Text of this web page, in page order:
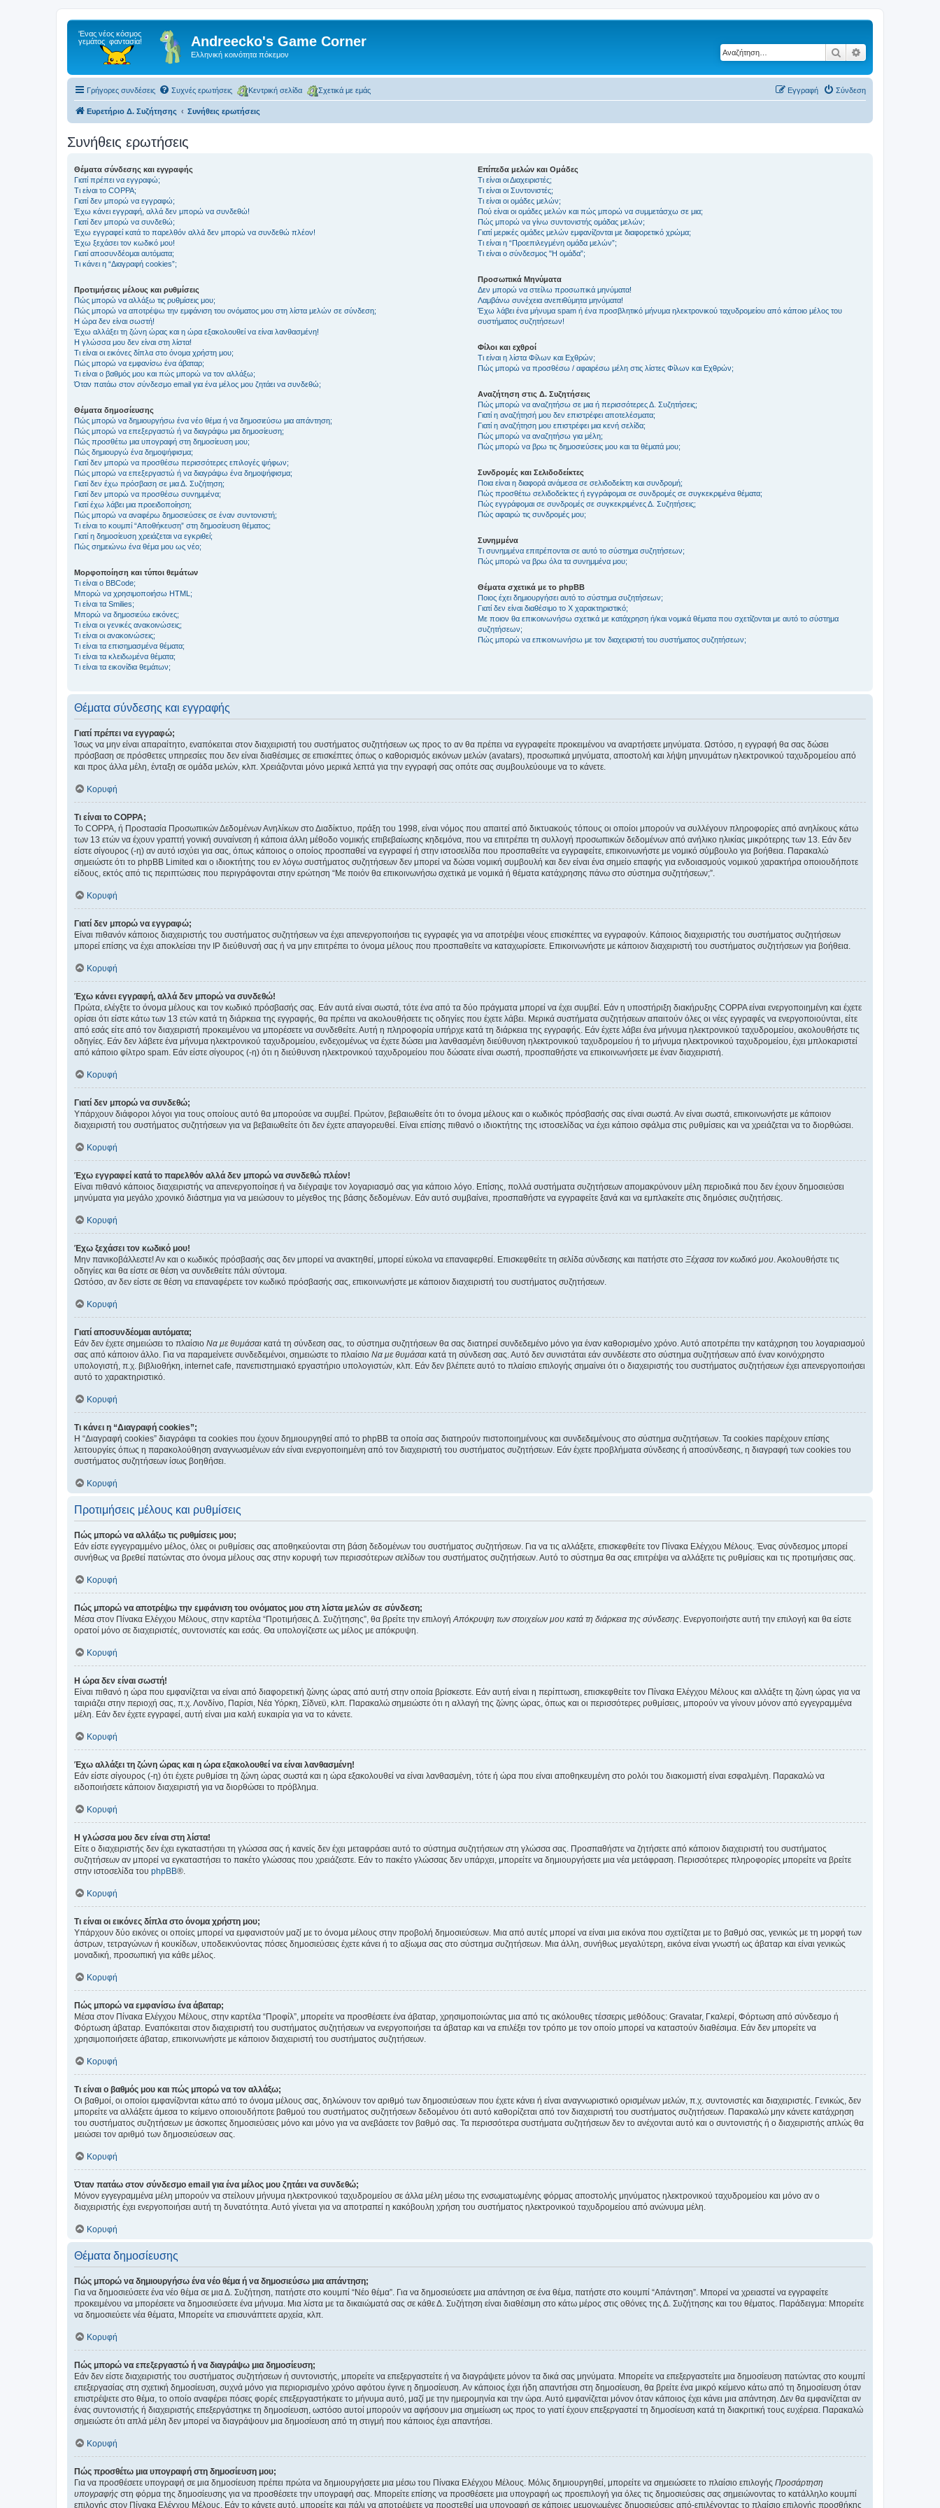
Andreecko's Game Corner
Ελληνική κοινότητα πόκεμον Αναζήτηση
Γρήγορες συνδέσεις Συχνές ερωτήσεις Κεντρική σελίδα Σχετικά με εμάς Σύνδεση
Εγγραφή
Ευρετήριο Δ. Συζήτησης Συνήθεις ερωτήσεις
Συνήθεις ερωτήσεις
Θέματα σύνδεσης και εγγραφής
Γιατί πρέπει να εγγραφώ;
Τι είναι το COPPA;
Γιατί δεν μπορώ να εγγραφώ;
Έχω κάνει εγγραφή, αλλά δεν μπορώ να συνδεθώ!
Γιατί δεν μπορώ να συνδεθώ;
Έχω εγγραφεί κατά το παρελθόν αλλά δεν μπορώ να συνδεθώ πλέον!
Έχω ξεχάσει τον κωδικό μου!
Γιατί αποσυνδέομαι αυτόματα;
Τι κάνει η “Διαγραφή cookies”;
Προτιμήσεις μέλους και ρυθμίσεις
Πώς μπορώ να αλλάξω τις ρυθμίσεις μου;
Πώς μπορώ να αποτρέψω την εμφάνιση του ονόματος μου στη λίστα μελών σε σύνδεση;
Η ώρα δεν είναι σωστή!
Έχω αλλάξει τη ζώνη ώρας και η ώρα εξακολουθεί να είναι λανθασμένη!
Η γλώσσα μου δεν είναι στη λίστα!
Τι είναι οι εικόνες δίπλα στο όνομα χρήστη μου;
Πώς μπορώ να εμφανίσω ένα άβαταρ;
Τι είναι ο βαθμός μου και πώς μπορώ να τον αλλάξω;
Όταν πατάω στον σύνδεσμο email για ένα μέλος μου ζητάει να συνδεθώ;
Θέματα δημοσίευσης
Πώς μπορώ να δημιουργήσω ένα νέο θέμα ή να δημοσιεύσω μια απάντηση;
Πώς μπορώ να επεξεργαστώ ή να διαγράψω μια δημοσίευση;
Πώς προσθέτω μια υπογραφή στη δημοσίευση μου;
Πώς δημιουργώ ένα δημοψήφισμα;
Γιατί δεν μπορώ να προσθέσω περισσότερες επιλογές ψήφων;
Πώς μπορώ να επεξεργαστώ ή να διαγράψω ένα δημοψήφισμα;
Γιατί δεν έχω πρόσβαση σε μια Δ. Συζήτηση;
Γιατί δεν μπορώ να προσθέσω συνημμένα;
Γιατί έχω λάβει μια προειδοποίηση;
Πώς μπορώ να αναφέρω δημοσιεύσεις σε έναν συντονιστή;
Τι είναι το κουμπί “Αποθήκευση” στη δημοσίευση θέματος;
Γιατί η δημοσίευση χρειάζεται να εγκριθεί;
Πώς σημειώνω ένα θέμα μου ως νέο;
Μορφοποίηση και τύποι θεμάτων
Τι είναι ο BBCode;
Μπορώ να χρησιμοποιήσω HTML;
Τι είναι τα Smilies;
Μπορώ να δημοσιεύω εικόνες;
Τι είναι οι γενικές ανακοινώσεις;
Τι είναι οι ανακοινώσεις;
Τι είναι τα επισημασμένα θέματα;
Τι είναι τα κλειδωμένα θέματα;
Τι είναι τα εικονίδια θεμάτων;
Επίπεδα μελών και Ομάδες
Τι είναι οι Διαχειριστές;
Τι είναι οι Συντονιστές;
Τι είναι οι ομάδες μελών;
Πού είναι οι ομάδες μελών και πώς μπορώ να συμμετάσχω σε μια;
Πώς μπορώ να γίνω συντονιστής ομάδας μελών;
Γιατί μερικές ομάδες μελών εμφανίζονται με διαφορετικό χρώμα;
Τι είναι η “Προεπιλεγμένη ομάδα μελών”;
Τι είναι ο σύνδεσμος "Η ομάδα”;
Προσωπικά Μηνύματα
Δεν μπορώ να στείλω προσωπικά μηνύματα!
Λαμβάνω συνέχεια ανεπιθύμητα μηνύματα!
Έχω λάβει ένα μήνυμα spam ή ένα προσβλητικό μήνυμα ηλεκτρονικού ταχυδρομείου από κάποιο μέλος του
συστήματος συζητήσεων!
Φίλοι και εχθροί
Τι είναι η λίστα Φίλων και Εχθρών;
Πώς μπορώ να προσθέσω / αφαιρέσω μέλη στις λίστες Φίλων και Εχθρών;
Αναζήτηση στις Δ. Συζητήσεις
Πώς μπορώ να αναζητήσω σε μια ή περισσότερες Δ. Συζητήσεις;
Γιατί η αναζήτησή μου δεν επιστρέφει αποτελέσματα;
Γιατί η αναζήτηση μου επιστρέφει μια κενή σελίδα;
Πώς μπορώ να αναζητήσω για μέλη;
Πώς μπορώ να βρω τις δημοσιεύσεις μου και τα θέματά μου;
Συνδρομές και Σελιδοδείκτες
Ποια είναι η διαφορά ανάμεσα σε σελιδοδείκτη και συνδρομή;
Πώς προσθέτω σελιδοδείκτες ή εγγράφομαι σε συνδρομές σε συγκεκριμένα θέματα;
Πώς εγγράφομαι σε συνδρομές σε συγκεκριμένες Δ. Συζητήσεις;
Πώς αφαιρώ τις συνδρομές μου;
Συνημμένα
Τι συνημμένα επιτρέπονται σε αυτό το σύστημα συζητήσεων;
Πώς μπορώ να βρω όλα τα συνημμένα μου;
Θέματα σχετικά με το phpBB
Ποιος έχει δημιουργήσει αυτό το σύστημα συζητήσεων;
Γιατί δεν είναι διαθέσιμο το Χ χαρακτηριστικό;
Με ποιον θα επικοινωνήσω σχετικά με κατάχρηση ή/και νομικά θέματα που σχετίζονται με αυτό το σύστημα
συζητήσεων;
Πώς μπορώ να επικοινωνήσω με τον διαχειριστή του συστήματος συζητήσεων;
Θέματα σύνδεσης και εγγραφής
Γιατί πρέπει να εγγραφώ;
Ίσως να μην είναι απαραίτητο, εναπόκειται στον διαχειριστή του συστήματος συζητήσεων ως προς το αν θα πρέπει να εγγραφείτε προκειμένου να αναρτήσετε μηνύματα. Ωστόσο, η εγγραφή θα σας δώσει
πρόσβαση σε πρόσθετες υπηρεσίες που δεν είναι διαθέσιμες σε επισκέπτες όπως ο καθορισμός εικόνων μελών (avatars), προσωπικά μηνύματα, αποστολή και λήψη μηνυμάτων ηλεκτρονικού ταχυδρομείου από
και προς άλλα μέλη, ένταξη σε ομάδα μελών, κλπ. Χρειάζονται μόνο μερικά λεπτά για την εγγραφή σας οπότε σας συμβουλεύουμε να το κάνετε.
Κορυφή
Τι είναι το COPPA;
Το COPPA, ή Προστασία Προσωπικών Δεδομένων Ανηλίκων στο Διαδίκτυο, πράξη του 1998, είναι νόμος που απαιτεί από δικτυακούς τόπους οι οποίοι μπορούν να συλλέγουν πληροφορίες από ανηλίκους κάτω
των 13 ετών να έχουν γραπτή γονική συναίνεση ή κάποια άλλη μέθοδο νομικής επιβεβαίωσης κηδεμόνα, που να επιτρέπει τη συλλογή προσωπικών δεδομένων από ανήλικο ηλικίας μικρότερης των 13. Εάν δεν
είστε σίγουρος (-η) αν αυτό ισχύει για σας, όπως κάποιος ο οποίος προσπαθεί να εγγραφεί ή στην ιστοσελίδα που προσπαθείτε να εγγραφείτε, επικοινωνήστε με νομικό σύμβουλο για βοήθεια. Παρακαλώ
σημειώστε ότι το phpBB Limited και ο ιδιοκτήτης του εν λόγω συστήματος συζητήσεων δεν μπορεί να δώσει νομική συμβουλή και δεν είναι ένα σημείο επαφής για ενδοιασμούς νομικού χαρακτήρα οποιουδήποτε
είδους, εκτός από τις περιπτώσεις που περιγράφονται στην ερώτηση “Με ποιόν θα επικοινωνήσω σχετικά με νομικά ή θέματα κατάχρησης πάνω στο σύστημα συζητήσεων;”.
Κορυφή
Γιατί δεν μπορώ να εγγραφώ;
Είναι πιθανόν κάποιος διαχειριστής του συστήματος συζητήσεων να έχει απενεργοποιήσει τις εγγραφές για να αποτρέψει νέους επισκέπτες να εγγραφούν. Κάποιος διαχειριστής του συστήματος συζητήσεων
μπορεί επίσης να έχει αποκλείσει την IP διεύθυνσή σας ή να μην επιτρέπει το όνομα μέλους που προσπαθείτε να καταχωρίσετε. Επικοινωνήστε με κάποιον διαχειριστή του συστήματος συζητήσεων για βοήθεια.
Κορυφή
Έχω κάνει εγγραφή, αλλά δεν μπορώ να συνδεθώ!
Πρώτα, ελέγξτε το όνομα μέλους και τον κωδικό πρόσβασής σας. Εάν αυτά είναι σωστά, τότε ένα από τα δύο πράγματα μπορεί να έχει συμβεί. Εάν η υποστήριξη διακήρυξης COPPA είναι ενεργοποιημένη και έχετε
ορίσει ότι είστε κάτω των 13 ετών κατά τη διάρκεια της εγγραφής, θα πρέπει να ακολουθήσετε τις οδηγίες που έχετε λάβει. Μερικά συστήματα συζητήσεων απαιτούν όλες οι νέες εγγραφές να ενεργοποιούνται, είτε
από εσάς είτε από τον διαχειριστή προκειμένου να μπορέσετε να συνδεθείτε. Αυτή η πληροφορία υπήρχε κατά τη διάρκεια της εγγραφής. Εάν έχετε λάβει ένα μήνυμα ηλεκτρονικού ταχυδρομείου, ακολουθήστε τις
οδηγίες. Εάν δεν λάβετε ένα μήνυμα ηλεκτρονικού ταχυδρομείου, ενδεχομένως να έχετε δώσει μια λανθασμένη διεύθυνση ηλεκτρονικού ταχυδρομείου ή το μήνυμα ηλεκτρονικού ταχυδρομείου, έχει μπλοκαριστεί
από κάποιο φίλτρο spam. Εάν είστε σίγουρος (-η) ότι η διεύθυνση ηλεκτρονικού ταχυδρομείου που δώσατε είναι σωστή, προσπαθήστε να επικοινωνήσετε με έναν διαχειριστή.
Κορυφή
Γιατί δεν μπορώ να συνδεθώ;
Υπάρχουν διάφοροι λόγοι για τους οποίους αυτό θα μπορούσε να συμβεί. Πρώτον, βεβαιωθείτε ότι το όνομα μέλους και ο κωδικός πρόσβασής σας είναι σωστά. Αν είναι σωστά, επικοινωνήστε με κάποιον
διαχειριστή του συστήματος συζητήσεων για να βεβαιωθείτε ότι δεν έχετε απαγορευθεί. Είναι επίσης πιθανό ο ιδιοκτήτης της ιστοσελίδας να έχει κάποιο σφάλμα στις ρυθμίσεις και να χρειάζεται να το διορθώσει.
Κορυφή
Έχω εγγραφεί κατά το παρελθόν αλλά δεν μπορώ να συνδεθώ πλέον!
Είναι πιθανό κάποιος διαχειριστής να απενεργοποίησε ή να διέγραψε τον λογαριασμό σας για κάποιο λόγο. Επίσης, πολλά συστήματα συζητήσεων απομακρύνουν μέλη περιοδικά που δεν έχουν δημοσιεύσει
μηνύματα για μεγάλο χρονικό διάστημα για να μειώσουν το μέγεθος της βάσης δεδομένων. Εάν αυτό συμβαίνει, προσπαθήστε να εγγραφείτε ξανά και να εμπλακείτε στις δημόσιες συζητήσεις.
Κορυφή
Έχω ξεχάσει τον κωδικό μου!
Μην πανικοβάλλεστε! Αν και ο κωδικός πρόσβασής σας δεν μπορεί να ανακτηθεί, μπορεί εύκολα να επαναφερθεί. Επισκεφθείτε τη σελίδα σύνδεσης και πατήστε στο Ξέχασα τον κωδικό μου . Ακολουθήστε τις
οδηγίες και θα είστε σε θέση να συνδεθείτε πάλι σύντομα.
Ωστόσο, αν δεν είστε σε θέση να επαναφέρετε τον κωδικό πρόσβασής σας, επικοινωνήστε με κάποιον διαχειριστή του συστήματος συζητήσεων.
Κορυφή
Γιατί αποσυνδέομαι αυτόματα;
Εάν δεν έχετε σημειώσει το πλαίσιο Να με θυμάσαι κατά τη σύνδεση σας, το σύστημα συζητήσεων θα σας διατηρεί συνδεδεμένο μόνο για έναν καθορισμένο χρόνο. Αυτό αποτρέπει την κατάχρηση του λογαριασμού
σας από κάποιον άλλο. Για να παραμείνετε συνδεδεμένοι, σημειώστε το πλαίσιο Να με θυμάσαι κατά τη σύνδεση σας. Αυτό δεν συνιστάται εάν συνδέεστε στο σύστημα συζητήσεων από έναν κοινόχρηστο
υπολογιστή, π.χ. βιβλιοθήκη, internet cafe, πανεπιστημιακό εργαστήριο υπολογιστών, κλπ. Εάν δεν βλέπετε αυτό το πλαίσιο επιλογής σημαίνει ότι ο διαχειριστής του συστήματος συζητήσεων έχει απενεργοποιήσει
αυτό το χαρακτηριστικό.
Κορυφή
Τι κάνει η “Διαγραφή cookies”;
Η “Διαγραφή cookies” διαγράφει τα cookies που έχουν δημιουργηθεί από το phpBB τα οποία σας διατηρούν πιστοποιημένους και συνδεδεμένους στο σύστημα συζητήσεων. Τα cookies παρέχουν επίσης
λειτουργίες όπως η παρακολούθηση αναγνωσμένων εάν είναι ενεργοποιημένη από τον διαχειριστή του συστήματος συζητήσεων. Εάν έχετε προβλήματα σύνδεσης ή αποσύνδεσης, η διαγραφή των cookies του
συστήματος συζητήσεων ίσως βοηθήσει.
Κορυφή
Προτιμήσεις μέλους και ρυθμίσεις
Πώς μπορώ να αλλάξω τις ρυθμίσεις μου;
Εάν είστε εγγεγραμμένο μέλος, όλες οι ρυθμίσεις σας αποθηκεύονται στη βάση δεδομένων του συστήματος συζητήσεων. Για να τις αλλάξετε, επισκεφθείτε τον Πίνακα Ελέγχου Μέλους. Ένας σύνδεσμος μπορεί
συνήθως να βρεθεί πατώντας στο όνομα μέλους σας στην κορυφή των περισσότερων σελίδων του συστήματος συζητήσεων. Αυτό το σύστημα θα σας επιτρέψει να αλλάξετε τις ρυθμίσεις και τις προτιμήσεις σας.
Κορυφή
Πώς μπορώ να αποτρέψω την εμφάνιση του ονόματος μου στη λίστα μελών σε σύνδεση;
Μέσα στον Πίνακα Ελέγχου Μέλους, στην καρτέλα “Προτιμήσεις Δ. Συζήτησης”, θα βρείτε την επιλογή Απόκρυψη των στοιχείων μου κατά τη διάρκεια της σύνδεσης . Ενεργοποιήστε αυτή την επιλογή και θα είστε
ορατοί μόνο σε διαχειριστές, συντονιστές και εσάς. Θα υπολογίζεστε ως μέλος με απόκρυψη.
Κορυφή
Η ώρα δεν είναι σωστή!
Είναι πιθανό η ώρα που εμφανίζεται να είναι από διαφορετική ζώνης ώρας από αυτή στην οποία βρίσκεστε. Εάν αυτή είναι η περίπτωση, επισκεφθείτε τον Πίνακα Ελέγχου Μέλους και αλλάξτε τη ζώνη ώρας για να
ταιριάζει στην περιοχή σας, π.χ. Λονδίνο, Παρίσι, Νέα Υόρκη, Σίδνεϋ, κλπ. Παρακαλώ σημειώστε ότι η αλλαγή της ζώνης ώρας, όπως και οι περισσότερες ρυθμίσεις, μπορούν να γίνουν μόνον από εγγεγραμμένα
μέλη. Εάν δεν έχετε εγγραφεί, αυτή είναι μια καλή ευκαιρία για να το κάνετε.
Κορυφή
Έχω αλλάξει τη ζώνη ώρας και η ώρα εξακολουθεί να είναι λανθασμένη!
Εάν είστε σίγουρος (-η) ότι έχετε ρυθμίσει τη ζώνη ώρας σωστά και η ώρα εξακολουθεί να είναι λανθασμένη, τότε ή ώρα που είναι αποθηκευμένη στο ρολόι του διακομιστή είναι εσφαλμένη. Παρακαλώ να
ειδοποιήσετε κάποιον διαχειριστή για να διορθώσει το πρόβλημα.
Κορυφή
Η γλώσσα μου δεν είναι στη λίστα!
Είτε ο διαχειριστής δεν έχει εγκαταστήσει τη γλώσσα σας ή κανείς δεν έχει μεταφράσει αυτό το σύστημα συζητήσεων στη γλώσσα σας. Προσπαθήστε να ζητήσετε από κάποιον διαχειριστή του συστήματος
συζητήσεων αν μπορεί να εγκαταστήσει το πακέτο γλώσσας που χρειάζεστε. Εάν το πακέτο γλώσσας δεν υπάρχει, μπορείτε να δημιουργήσετε μια νέα μετάφραση. Περισσότερες πληροφορίες μπορείτε να βρείτε
στην ιστοσελίδα του phpBB®.
Κορυφή
Τι είναι οι εικόνες δίπλα στο όνομα χρήστη μου;
Υπάρχουν δύο εικόνες οι οποίες μπορεί να εμφανιστούν μαζί με το όνομα μέλους στην προβολή δημοσιεύσεων. Μια από αυτές μπορεί να είναι μια εικόνα που σχετίζεται με το βαθμό σας, γενικώς με τη μορφή των
άστρων, τετραγώνων ή κουκίδων, υποδεικνύοντας πόσες δημοσιεύσεις έχετε κάνει ή το αξίωμα σας στο σύστημα συζητήσεων. Μια άλλη, συνήθως μεγαλύτερη, εικόνα είναι γνωστή ως άβαταρ και είναι γενικώς
μοναδική, προσωπική για κάθε μέλος.
Κορυφή
Πώς μπορώ να εμφανίσω ένα άβαταρ;
Μέσα στον Πίνακα Ελέγχου Μέλους, στην καρτέλα “Προφίλ”, μπορείτε να προσθέσετε ένα άβαταρ, χρησιμοποιώντας μια από τις ακόλουθες τέσσερις μεθόδους: Gravatar, Γκαλερί, Φόρτωση από σύνδεσμο ή
Φόρτωση άβαταρ. Εναπόκειται στον διαχειριστή του συστήματος συζητήσεων να ενεργοποιήσει τα άβαταρ και να επιλέξει τον τρόπο με τον οποίο μπορεί να καταστούν διαθέσιμα. Εάν δεν μπορείτε να
χρησιμοποιήσετε άβαταρ, επικοινωνήστε με κάποιον διαχειριστή του συστήματος συζητήσεων.
Κορυφή
Τι είναι ο βαθμός μου και πώς μπορώ να τον αλλάξω;
Οι βαθμοί, οι οποίοι εμφανίζονται κάτω από το όνομα μέλους σας, δηλώνουν τον αριθμό των δημοσιεύσεων που έχετε κάνει ή είναι αναγνωριστικό ορισμένων μελών, π.χ. συντονιστές και διαχειριστές. Γενικώς, δεν
μπορείτε να αλλάξετε άμεσα το κείμενο οποιουδήποτε βαθμού του συστήματος συζητήσεων δεδομένου ότι αυτό καθορίζεται από τον διαχειριστή του συστήματος συζητήσεων. Παρακαλώ μην κάνετε κατάχρηση
του συστήματος συζητήσεων με άσκοπες δημοσιεύσεις μόνο και μόνο για να ανεβάσετε τον βαθμό σας. Τα περισσότερα συστήματα συζητήσεων δεν το ανέχονται αυτό και ο συντονιστής ή ο διαχειριστής απλώς θα
μειώσει τον αριθμό των δημοσιεύσεων σας.
Κορυφή
Όταν πατάω στον σύνδεσμο email για ένα μέλος μου ζητάει να συνδεθώ;
Μόνον εγγεγραμμένα μέλη μπορούν να στείλουν μήνυμα ηλεκτρονικού ταχυδρομείου σε άλλα μέλη μέσω της ενσωματωμένης φόρμας αποστολής μηνύματος ηλεκτρονικού ταχυδρομείου και μόνο αν ο
διαχειριστής έχει ενεργοποιήσει αυτή τη δυνατότητα. Αυτό γίνεται για να αποτραπεί η κακόβουλη χρήση του συστήματος ηλεκτρονικού ταχυδρομείου από ανώνυμα μέλη.
Κορυφή
Θέματα δημοσίευσης
Πώς μπορώ να δημιουργήσω ένα νέο θέμα ή να δημοσιεύσω μια απάντηση;
Για να δημοσιεύσετε ένα νέο θέμα σε μια Δ. Συζήτηση, πατήστε στο κουμπί “Νέο θέμα”. Για να δημοσιεύσετε μια απάντηση σε ένα θέμα, πατήστε στο κουμπί “Απάντηση”. Μπορεί να χρειαστεί να εγγραφείτε
προκειμένου να μπορέσετε να δημοσιεύσετε ένα μήνυμα. Μια λίστα με τα δικαιώματά σας σε κάθε Δ. Συζήτηση είναι διαθέσιμη στο κάτω μέρος στις οθόνες της Δ. Συζήτησης και του θέματος. Παράδειγμα: Μπορείτε
να δημοσιεύετε νέα θέματα, Μπορείτε να επισυνάπτετε αρχεία, κλπ.
Κορυφή
Πώς μπορώ να επεξεργαστώ ή να διαγράψω μια δημοσίευση;
Εάν δεν είστε διαχειριστής του συστήματος συζητήσεων ή συντονιστής, μπορείτε να επεξεργαστείτε ή να διαγράψετε μόνον τα δικά σας μηνύματα. Μπορείτε να επεξεργαστείτε μια δημοσίευση πατώντας στο κουμπί
επεξεργασίας στη σχετική δημοσίευση, συχνά μόνο για περιορισμένο χρόνο αφότου έγινε η δημοσίευση. Αν κάποιος έχει ήδη απαντήσει στη δημοσίευση, θα βρείτε ένα μικρό κείμενο κάτω από τη δημοσίευση όταν
επιστρέψετε στο θέμα, το οποίο αναφέρει πόσες φορές επεξεργαστήκατε το μήνυμα αυτό, μαζί με την ημερομηνία και την ώρα. Αυτό εμφανίζεται μόνον όταν κάποιος έχει κάνει μια απάντηση. Δεν θα εμφανίζεται αν
ένας συντονιστής ή διαχειριστής επεξεργάστηκε τη δημοσίευση, ωστόσο αυτοί μπορούν να αφήσουν μια σημείωση ως προς το γιατί έχουν επεξεργαστεί τη δημοσίευση κατά τη διακριτική τους ευχέρεια. Παρακαλώ
σημειώστε ότι απλά μέλη δεν μπορεί να διαγράψουν μια δημοσίευση από τη στιγμή που κάποιος έχει απαντήσει.
Κορυφή
Πώς προσθέτω μια υπογραφή στη δημοσίευση μου;
Για να προσθέσετε υπογραφή σε μια δημοσίευση πρέπει πρώτα να δημιουργήσετε μια μέσω του Πίνακα Ελέγχου Μέλους. Μόλις δημιουργηθεί, μπορείτε να σημειώσετε το πλαίσιο επιλογής Προσάρτηση
υπογραφής στη φόρμα της δημοσίευσης για να προσθέσετε την υπογραφή σας. Μπορείτε επίσης να προσθέσετε μια υπογραφή ως προεπιλογή για όλες τις δημοσιεύσεις σας σημειώνοντας το κατάλληλο κουμπί
επιλογής στον Πίνακα Ελέγχου Μέλους. Εάν το κάνετε αυτό, μπορείτε και πάλι να αποτρέψετε να προστεθεί μια υπογραφή σε κάποιες μεμονωμένες δημοσιεύσεις από-επιλέγοντας το πλαίσιο επιλογής προσθήκης